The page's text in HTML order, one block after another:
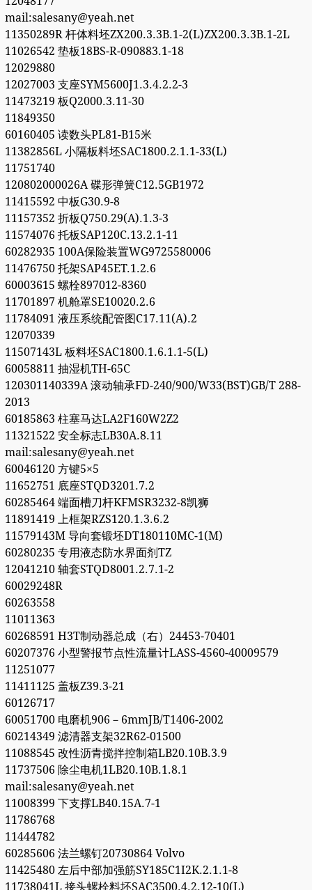
mail:salesany@yeah.net
11350289R 杆体料坯ZX200.3.3B.1-2(L)ZX200.3.3B.1-2L
11026542 垫板18BS-R-090883.1-18
12029880
12027003 支座SYM5600J1.3.4.2.2-3
11473219 板Q2000.3.11-30
11849350
60160405 读数头PL81-B15米
11382856L 小隔板料坯SAC1800.2.1.1-33(L)
11751740
120802000026A 碟形弹簧C12.5GB1972
11415592 中板G30.9-8
11157352 折板Q750.29(A).1.3-3
11574076 托板SAP120C.13.2.1-11
60282935 100A保险装置WG9725580006
11476750 托架SAP45ET.1.2.6
60003615 螺栓897012-8360
11701897 机舱罩SE10020.2.6
11784091 液压系统配管图C17.11(A).2
12070339
11507143L 板料坯SAC1800.1.6.1.1-5(L)
60058811 抽湿机TH-65C
120301140339A 滚动轴承FD-240/900/W33(BST)GB/T 288-
2013
60185863 柱塞马达LA2F160W2Z2
11321522 安全标志LB30A.8.11
mail:salesany@yeah.net
60046120 方键5×5
11652751 底座STQD3201.7.2
60285464 端面槽刀杆KFMSR3232-8凯狮
11891419 上框架RZS120.1.3.6.2
11579143M 导向套锻坯DT180110MC-1(M)
60280235 专用液态防水界面剂TZ
12041210 轴套STQD8001.2.7.1-2
60029248R
60263558
11011363
60268591 H3T制动器总成（右）24453-70401
60207376 小型警报节点性流量计LASS-4560-40009579
11251077
11411125 盖板Z39.3-21
60126717
60051700 电磨机906－6mmJB/T1406-2002
60214349 滤清器支架32R62-01500
11088545 改性沥青搅拌控制箱LB20.10B.3.9
11737506 除尘电机1LB20.10B.1.8.1
mail:salesany@yeah.net
11008399 下支撑LB40.15A.7-1
11786768
11444782
60285606 法兰螺钉20730864 Volvo
11425480 左后中部加强筋SY185C1I2K.2.1.1-8
11738041L 接头螺栓料坯SAC3500.4.2.12-10(L)